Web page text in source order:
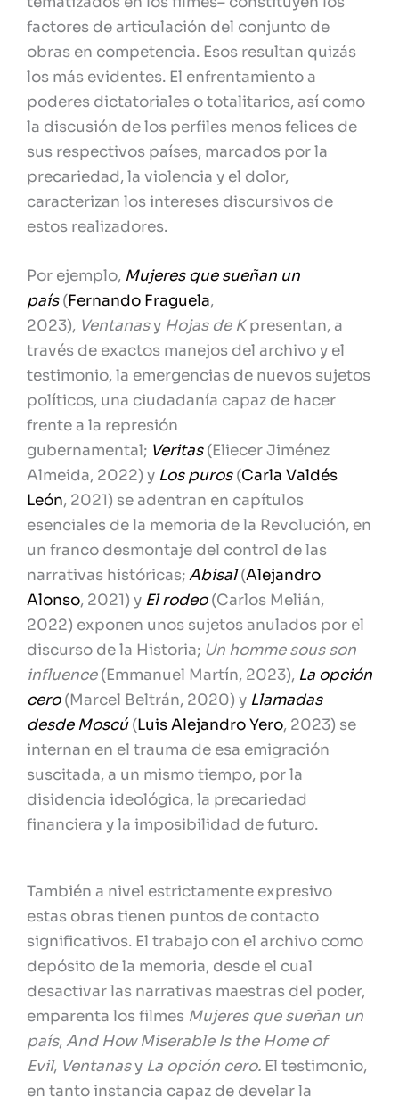
factores de articulación del conjunto de
obras en competencia. Esos resultan quizás
los más evidentes. El enfrentamiento a
poderes dictatoriales o totalitarios, así como
la discusión de los perfiles menos felices de
sus respectivos países, marcados por la
precariedad, la violencia y el dolor,
caracterizan los intereses discursivos de
estos realizadores.
Por ejemplo, Mujeres que sueñan un
país(Fernando Fraguela,
2023), Ventanasy Hojas de Kpresentan, a
través de exactos manejos del archivo y el
testimonio, la emergencias de nuevos sujetos
políticos, una ciudadanía capaz de hacer
frente a la represión
gubernamental; Veritas (Eliecer Jiménez
Almeida, 2022) y Los puros (Carla Valdés
León, 2021) se adentran en capítulos
esenciales de la memoria de la Revolución, en
un franco desmontaje del control de las
narrativas históricas;Abisal (Alejandro
Alonso, 2021) y El rodeo (Carlos Melián,
2022) exponen unos sujetos anulados por el
discurso de la Historia; Un homme sous son
influence(Emmanuel Martín, 2023), La opción
cero (Marcel Beltrán, 2020) y Llamadas
desde Moscú (Luis Alejandro Yero, 2023) se
internan en el trauma de esa emigración
suscitada, a un mismo tiempo, por la
disidencia ideológica, la precariedad
financiera y la imposibilidad de futuro.
También a nivel estrictamente expresivo
estas obras tienen puntos de contacto
significativos. El trabajo con el archivo como
depósito de la memoria, desde el cual
desactivar las narrativas maestras del poder,
emparenta los filmes Mujeres que sueñan un
país, And How Miserable Is the Home of
Evil, Ventanasy La opción cero. El testimonio,
en tanto instancia capaz de develar la